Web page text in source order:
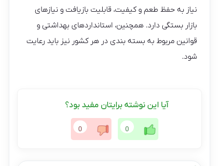
نیاز به حفظ طعم و کیفیت، قابلیت بازیافت و نیازهای
بازار بستگی دارد. همچنین، استانداردهای بهداشتی و
قوانین مربوط به بسته بندی در هر کشور نیز باید رعایت
شود.
آیا این نوشته برایتان مفید بود؟
0
0